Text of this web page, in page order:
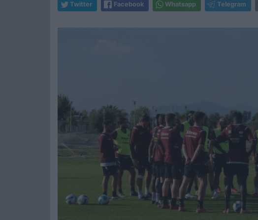
Twitter Facebook Whatsapp Telegram